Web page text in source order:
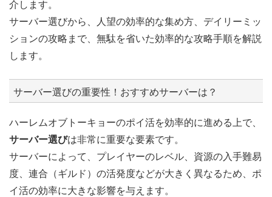
介します。
サーバー選びから、人望の効率的な集め方、デイリーミッ
ションの攻略まで、無駄を省いた効率的な攻略手順を解説
します。
サーバー選びの重要性！おすすめサーバーは？
ハーレムオブトーキョーのポイ活を効率的に進める上で、
サーバー選びは非常に重要な要素です。
サーバーによって、プレイヤーのレベル、資源の入手難易
度、連合（ギルド）の活発度などが大きく異なるため、ポ
イ活の効率に大きな影響を与えます。